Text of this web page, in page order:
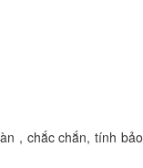
, chắc chắn, tính bảo